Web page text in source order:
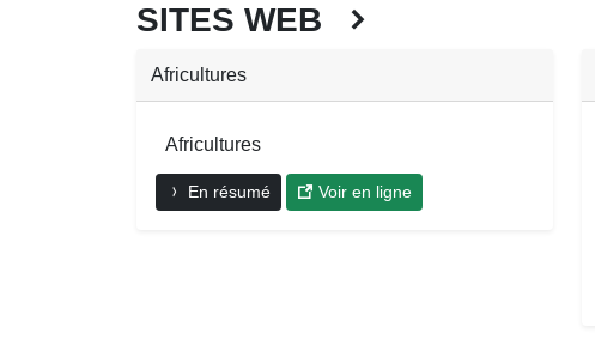
SITES WEB
Africultures
Africultures
En résumé Voir en ligne